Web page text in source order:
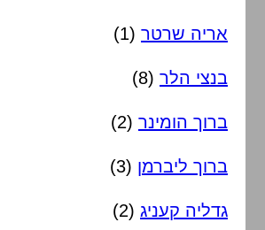
אריה שרטר (1)
בנצי הלר (8)
ברוך הומינר (2)
ברוך ליברמן (3)
גדליה קעניג (2)